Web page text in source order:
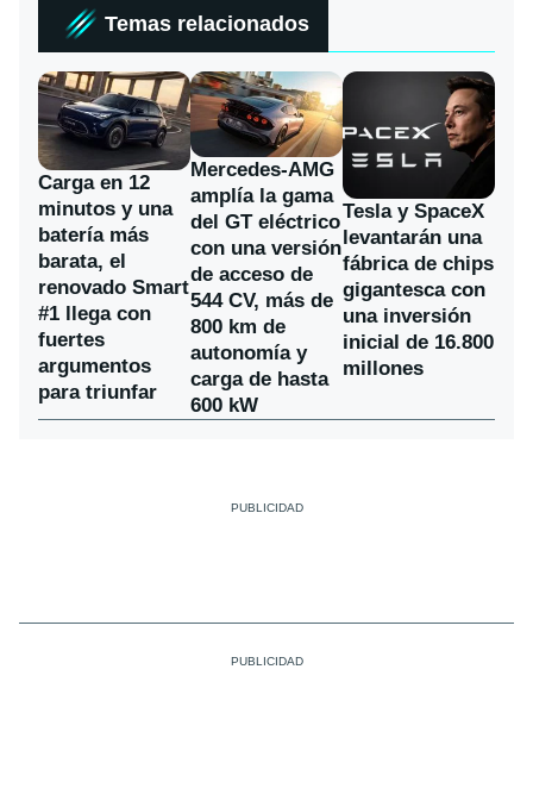
Temas relacionados
Carga en 12
minutos y una
batería más
barata, el
renovado Smart
#1 llega con
fuertes
argumentos
para triunfar
Mercedes-AMG
amplía la gama
del GT eléctrico
con una versión
de acceso de
544 CV, más de
800 km de
autonomía y
carga de hasta
600 kW
Tesla y SpaceX
levantarán una
fábrica de chips
gigantesca con
una inversión
inicial de 16.800
millones